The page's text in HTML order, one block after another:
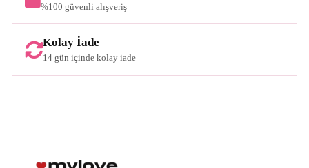
%100 güvenli alışveriş
Kolay İade
14 gün içinde kolay iade